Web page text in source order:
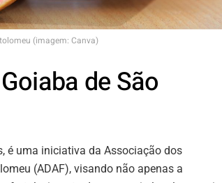
(imagem: Canva)
de São
é uma iniciativa da Associação dos
(ADAF), visando não apenas a